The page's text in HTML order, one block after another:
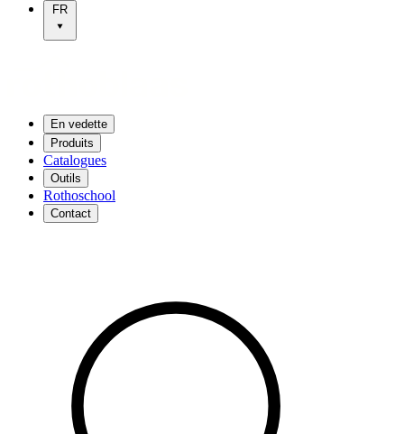
FR
En vedette
Produits
Catalogues
Outils
Rothoschool
Contact